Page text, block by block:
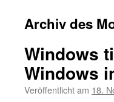
Archiv des
Windows
Windows
Veröffentlicht am 18.